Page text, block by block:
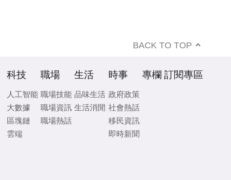
BACK TO TOP
科技
人工智能
大數據
區塊鏈
雲端
職場
職場技能
職場資訊
職場熱話
生活
品味生活
生活消閒
時事
政府政策
社會熱話
移民資訊
即時新聞
專欄 訂閱專區